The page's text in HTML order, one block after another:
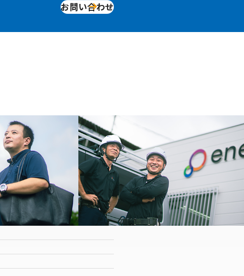
お問い合わせ